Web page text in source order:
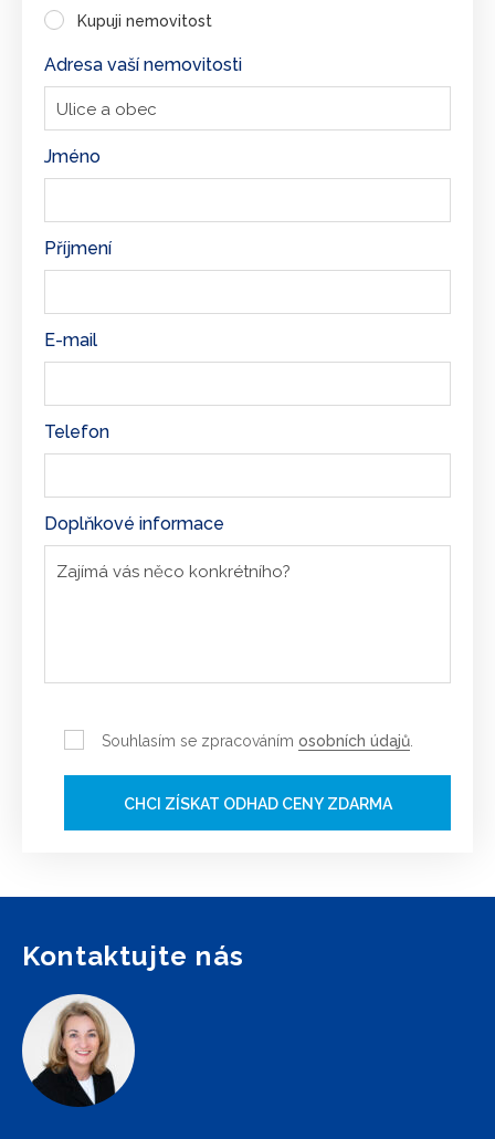
Kupuji nemovitost
Adresa vaší nemovitosti
Jméno
Příjmení
E-mail
Telefon
Doplňkové informace
Souhlasím se zpracováním osobních údajů
CHCI ZÍSKAT ODHAD CENY ZDARMA
Kontaktujte nás